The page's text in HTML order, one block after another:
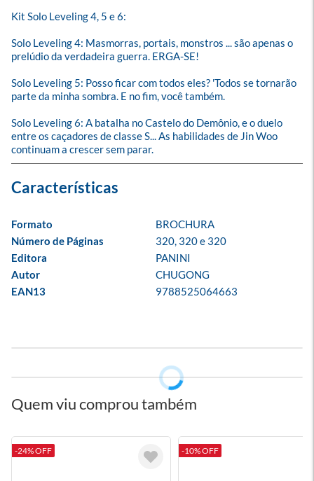
Kit Solo Leveling 4, 5 e 6:
Solo Leveling 4: Masmorras, portais, monstros ... são apenas o
prelúdio da verdadeira guerra. ERGA-SE!
Solo Leveling 5: Posso ficar com todos eles? 'Todos se tornarão
parte da minha sombra. E no fim, você também.
Solo Leveling 6: A batalha no Castelo do Demônio, e o duelo
entre os caçadores de classe S... As habilidades de Jin Woo
continuam a crescer sem parar.
Formato
BROCHURA
Número de Páginas
320, 320 e 320
Editora
PANINI
Autor
CHUGONG
EAN13
9788525064663
Quem viu comprou também
-24% OFF -10% OFF